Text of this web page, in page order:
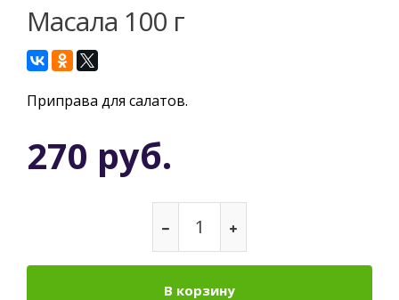
Масала 100 г
Приправа для салатов.
270 руб.
В корзину